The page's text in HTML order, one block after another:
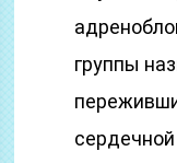
группы